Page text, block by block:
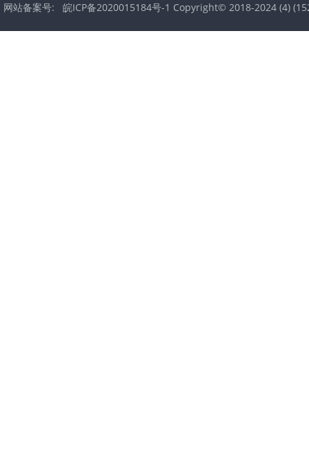
网站备案号: 皖ICP备2020015184号-1 Copyright© 2018-2024 (4) (